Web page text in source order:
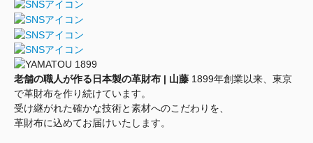
老舗の職人が作る日本製の革財布 | 山藤 1899年創業以来、東京
で革財布を作り続けています。
受け継がれた確かな技術と素材へのこだわりを、
革財布に込めてお届けいたします。